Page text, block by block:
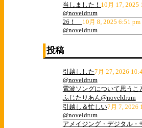
当しました！ 10月 17, 2025
@noveldrum
26！ 10月 8, 2025 6:51 pm
@noveldrum
投稿
引越しした7月 27, 2026
@noveldrum
電波ソングについて思うこ
ふじたりあん@noveldrum
引越し＆忙しい7月 7, 2026
@noveldrum
アメイジング・デジタル・